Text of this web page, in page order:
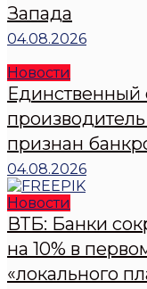
Запада
04.08.2026
Новости
признан
04.08.2026
Новости
ВТБ: Банки
на 10% в
«локального